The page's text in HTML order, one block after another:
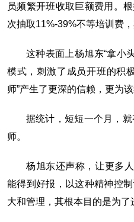
员频繁开班收取巨额费用。
次抽取11%-39%不等培训费
这种表面上杨旭东“拿小
模式，刺激了成员开班的积
师”产生了更深的信赖，更为
据统计，短短一个月，
师。
杨旭东还声称，让更多
能得到好报，以这种精神控
大和管理，其根本目的是为了